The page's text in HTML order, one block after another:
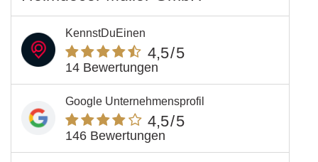
KennstDuEinen
4,5/5
14 Bewertungen
Google Unternehmensprofil
4,5/5
146 Bewertungen